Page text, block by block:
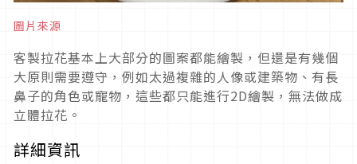
圖片來源
客製拉花基本上大部分的圖案都能繪製，但還是有幾個
大原則需要遵守，例如太過複雜的人像或建築物、有長
鼻子的角色或寵物，這些都只能進行2D繪製，無法做成
立體拉花。
詳細資訊